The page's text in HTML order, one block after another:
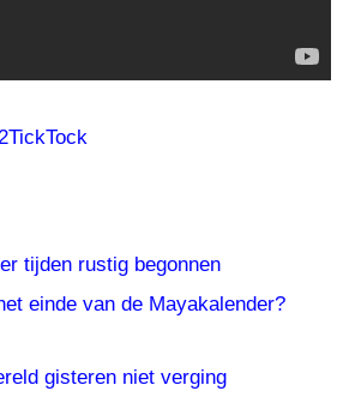
tijden rustig begonnen
einde van de Mayakalender?
gisteren niet verging